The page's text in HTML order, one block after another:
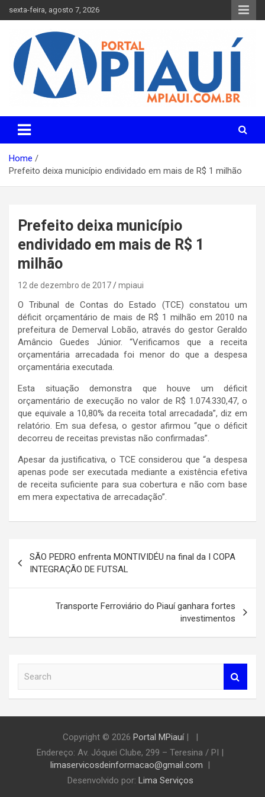
to
sexta-feira, agosto 7, 2026
Portal MPiauí
Parnaíba
Home
Prefeito deixa município endividado em mais de R$ 1 milhão
Prefeito deixa município
endividado em mais de R$ 1
milhão
12 de dezembro de 2017 mpiaui
O Tribunal de Contas do Estado (TCE) constatou um
déficit orçamentário de mais de R$ 1 milhão em 2010 na
prefeitura de Demerval Lobão, através do gestor Geraldo
Amâncio Guedes Júnior. “Verificamos que a receita
orçamentária arrecadada foi menor do que a despesa
orçamentária executada.
Esta situação demonstra que houve um déficit
orçamentário de execução no valor de R$ 1.074.330,47, o
que equivale a 10,80% da receita total arrecadada”, diz em
relatório. Em sua defesa, o gestor afirmou “que o déficit
decorreu de receitas previstas não confirmadas”.
Apesar da justificativa, o TCE considerou que “a despesa
apenas pode ser executada mediante a existência efetiva
de receita suficiente para sua cobertura e não com base
em mera expectativa de arrecadação”.
de
Post
SÃO PEDRO enfrenta MONTIVIDÉU na final da I COPA
INTEGRAÇÃO DE FUTSAL
Transporte Ferroviário do Piauí ganhara fortes
investimentos
c
Copyright © 2026 Portal MPiauí|
Endereço: Av. Jóquei Clube, 299 – Teresina / PI |
limaservicosdeinformacao@gmail.com
Desenvolvido por: Lima Serviços